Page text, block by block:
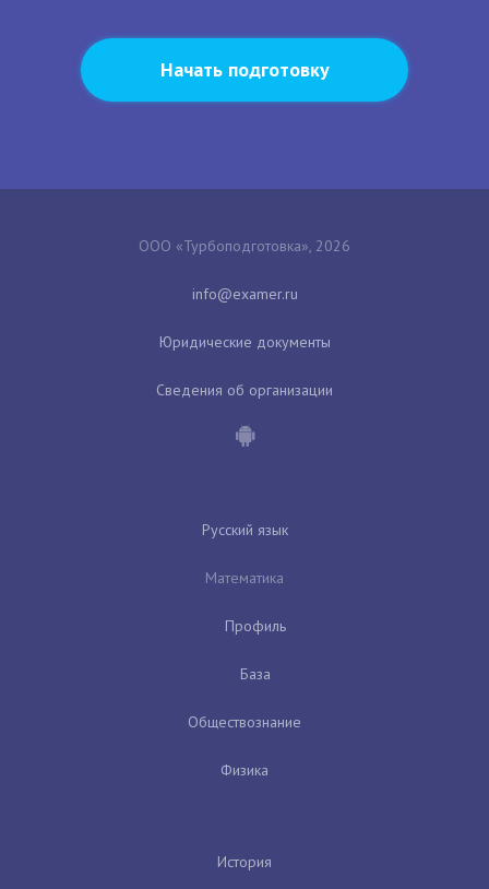
Начать подготовку
ООО «Турбоподготовка», 2026
Юридические документы
Сведения об организации
Русский язык
Математика
Профиль
База
Обществознание
Физика
История